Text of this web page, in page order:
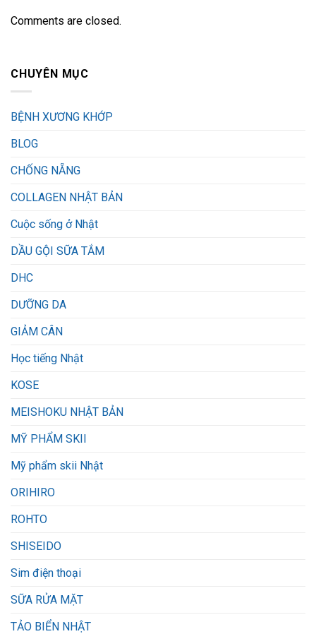
Comments are closed.
CHUYÊN MỤC
BỆNH XƯƠNG KHỚP
BLOG
CHỐNG NẴNG
COLLAGEN NHẬT BẢN
Cuộc sống ở Nhật
DẦU GỘI SỮA TẮM
DHC
DƯỠNG DA
GIẢM CÂN
Học tiếng Nhật
KOSE
MEISHOKU NHẬT BẢN
MỸ PHẨM SKII
Mỹ phẩm skii Nhật
ORIHIRO
ROHTO
SHISEIDO
Sim điện thoại
SỮA RỬA MẶT
TẢO BIỂN NHẬT